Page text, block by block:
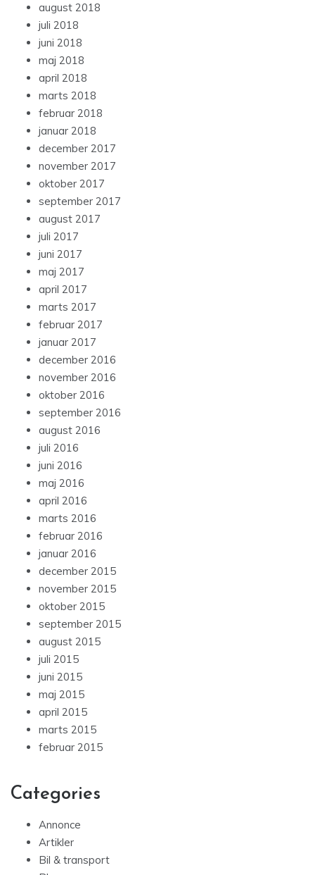
august 2018
juli 2018
juni 2018
maj 2018
april 2018
marts 2018
februar 2018
januar 2018
december 2017
november 2017
oktober 2017
september 2017
august 2017
juli 2017
juni 2017
maj 2017
april 2017
marts 2017
februar 2017
januar 2017
december 2016
november 2016
oktober 2016
september 2016
august 2016
juli 2016
juni 2016
maj 2016
april 2016
marts 2016
februar 2016
januar 2016
december 2015
november 2015
oktober 2015
september 2015
august 2015
juli 2015
juni 2015
maj 2015
april 2015
marts 2015
februar 2015
Categories
Annonce
Artikler
Bil & transport